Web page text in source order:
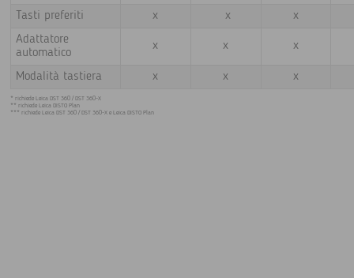
Tasti preferiti x x
x
Adattatore
automatico
x x x
Modalità tastiera x x x
* richiede Leica DST 360 / DST 360-X
** richiede Leica DISTO Plan
*** richiede Leica DST 360 / DST 360-X e Leica DISTO Plan